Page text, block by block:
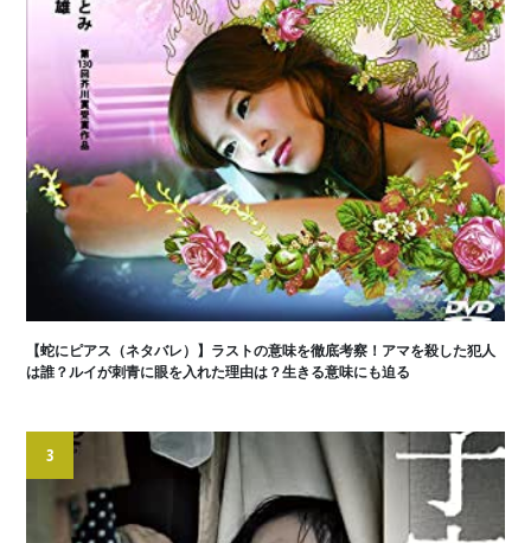
【蛇にピアス（ネタバレ）】ラストの意味を徹底考察！アマを殺した犯人
は誰？ルイが刺青に眼を入れた理由は？生きる意味にも迫る
3